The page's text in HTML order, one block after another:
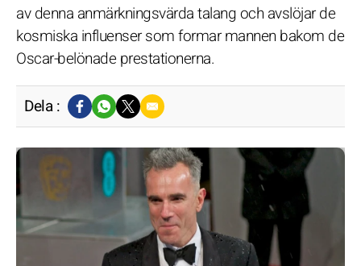
av denna anmärkningsvärda talang och avslöjar de
kosmiska influenser som formar mannen bakom de
Oscar-belönade prestationerna.
Dela :